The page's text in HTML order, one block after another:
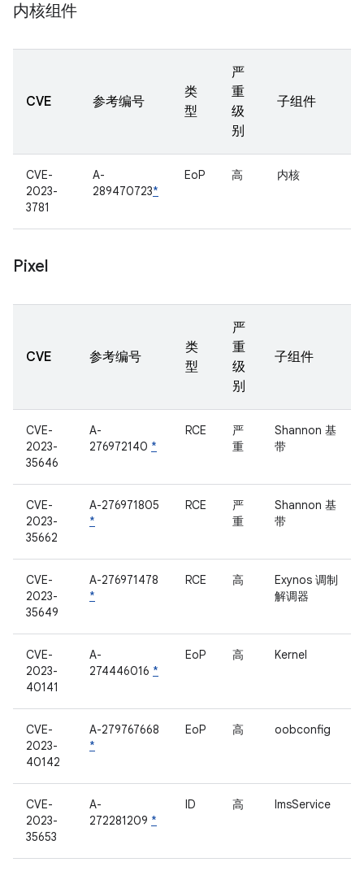
内核组件
CVE 参考编号
类
型
严
重
级
别
子组件
CVE-
2023-
3781
A-
289470723*
EoP 高 内核
Pixel
CVE 参考编号
类
型
严
重
级
别
子组件
CVE-
2023-
35646
A-
276972140 *
RCE
严
重
Shannon 基
带
CVE-
2023-
35662
A-276971805
*
RCE
严
重
Shannon 基
带
CVE-
2023-
35649
A-276971478
*
RCE 高
Exynos 调制
解调器
CVE-
2023-
40141
A-
274446016 *
EoP 高 Kernel
CVE-
2023-
40142
A-279767668
*
EoP 高 oobconfig
CVE-
2023-
35653
A-
272281209 *
ID 高 ImsService